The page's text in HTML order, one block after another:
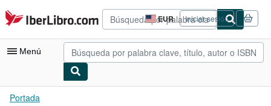
Pasar al contenido principal
IberLibro.com EUR
Preferencias
de
compra
del
Iniciar sesión
Menú
Mi cuenta
Portada